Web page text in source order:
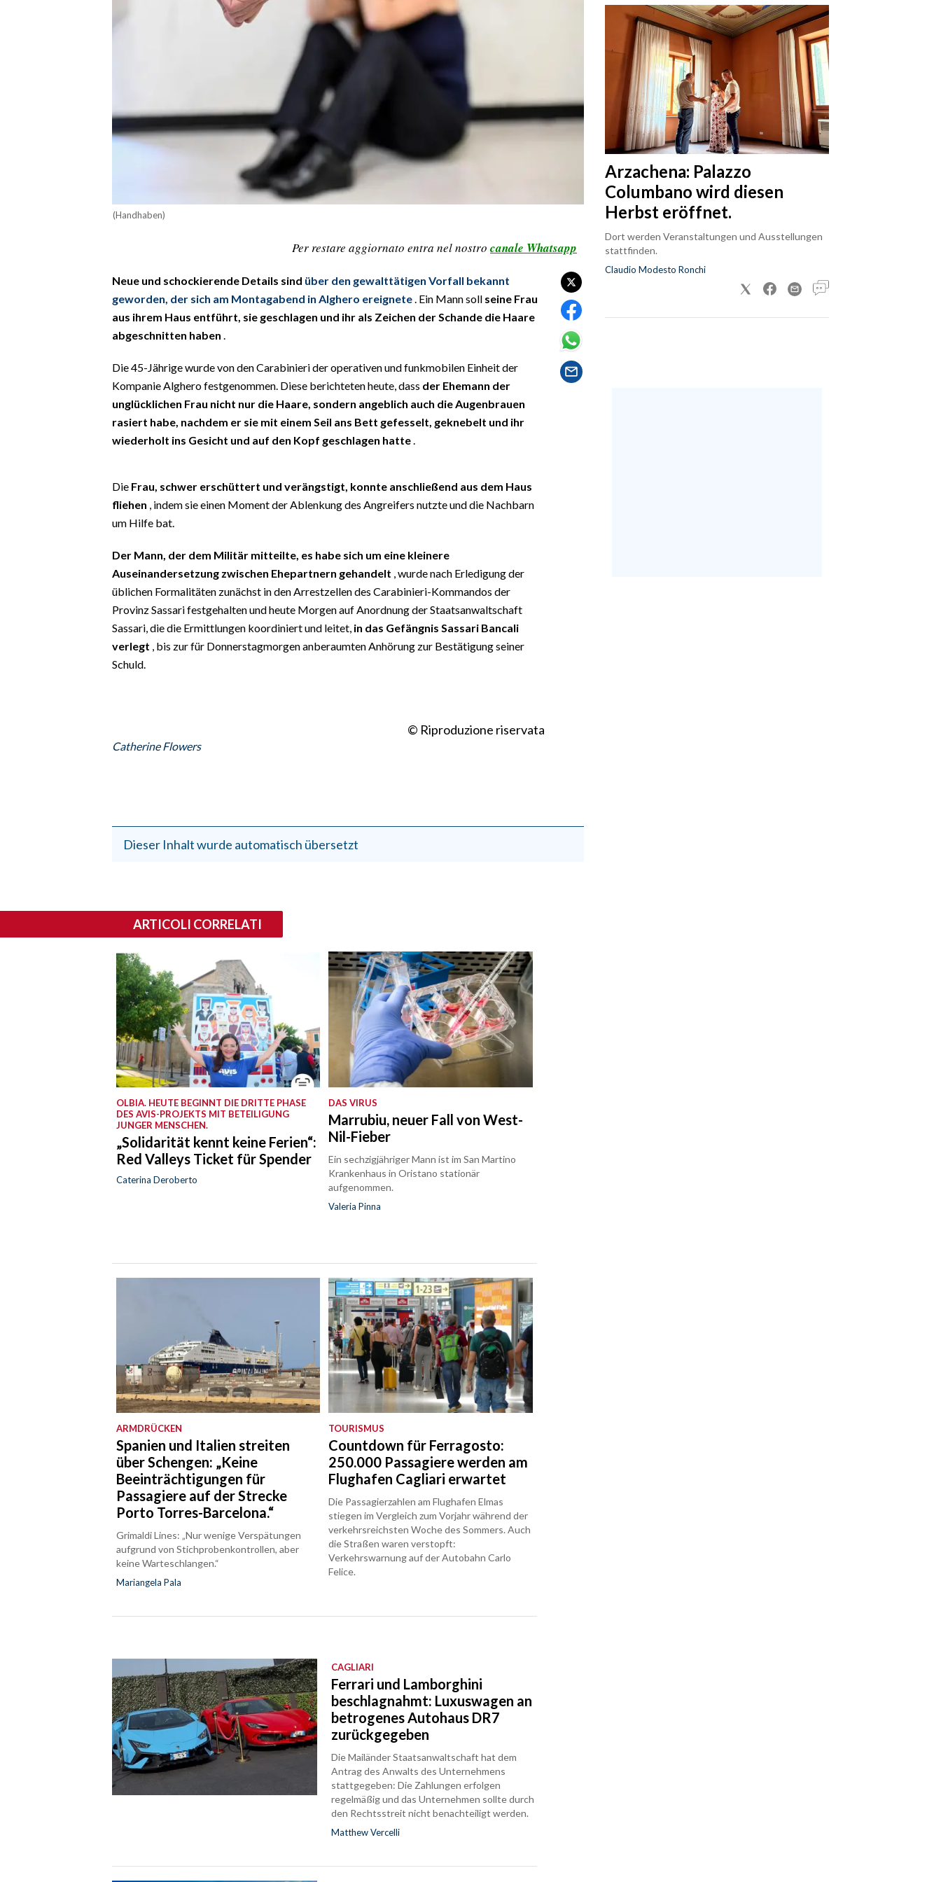
(Handhaben)
Per restare aggiornato entra nel nostro canale Whatsapp
Neue und schockierende Details sind über den gewalttätigen Vorfall bekannt
geworden, der sich am Montagabend in Alghero ereignete. Ein Mann soll seine Frau
aus ihrem Haus entführt, sie geschlagen und ihr als Zeichen der Schande die Haare
abgeschnitten haben .
Die 45-Jährige wurde von den Carabinieri der operativen und funkmobilen Einheit der
Kompanie Alghero festgenommen. Diese berichteten heute, dass der Ehemann der
unglücklichen Frau nicht nur die Haare, sondern angeblich auch die Augenbrauen
rasiert habe, nachdem er sie mit einem Seil ans Bett gefesselt, geknebelt und ihr
wiederholt ins Gesicht und auf den Kopf geschlagen hatte.
Die Frau, schwer erschüttert und verängstigt, konnte anschließend aus dem Haus
fliehen , indem sie einen Moment der Ablenkung des Angreifers nutzte und die Nachbarn
um Hilfe bat.
Der Mann, der dem Militär mitteilte, es habe sich um eine kleinere
Auseinandersetzung zwischen Ehepartnern gehandelt , wurde nach Erledigung der
üblichen Formalitäten zunächst in den Arrestzellen des Carabinieri-Kommandos der
Provinz Sassari festgehalten und heute Morgen auf Anordnung der Staatsanwaltschaft
Sassari, die die Ermittlungen koordiniert und leitet, in das Gefängnis Sassari Bancali
verlegt , bis zur für Donnerstagmorgen anberaumten Anhörung zur Bestätigung seiner
Schuld.
© Riproduzione riservata
Catherine Flowers
Dieser Inhalt wurde automatisch übersetzt
Arzachena: Palazzo
Columbano wird diesen
Herbst eröffnet.
Dort werden Veranstaltungen und Ausstellungen
stattfinden.
Claudio Modesto Ronchi
ARTICOLI CORRELATI
OLBIA. HEUTE BEGINNT DIE DRITTE PHASE
DES AVIS-PROJEKTS MIT BETEILIGUNG
JUNGER MENSCHEN.
„Solidarität kennt keine Ferien“:
Red Valleys Ticket für Spender
Caterina Deroberto
DAS VIRUS
Marrubiu, neuer Fall von West-
Nil-Fieber
Ein sechzigjähriger Mann ist im San Martino
Krankenhaus in Oristano stationär
aufgenommen.
Valeria Pinna
ARMDRÜCKEN
Spanien und Italien streiten
über Schengen: „Keine
Beeinträchtigungen für
Passagiere auf der Strecke
Porto Torres-Barcelona.“
Grimaldi Lines: „Nur wenige Verspätungen
aufgrund von Stichprobenkontrollen, aber
keine Warteschlangen.“
Mariangela Pala
TOURISMUS
Countdown für Ferragosto:
250.000 Passagiere werden am
Flughafen Cagliari erwartet
Die Passagierzahlen am Flughafen Elmas
stiegen im Vergleich zum Vorjahr während der
verkehrsreichsten Woche des Sommers. Auch
die Straßen waren verstopft:
Verkehrswarnung auf der Autobahn Carlo
Felice.
CAGLIARI
Ferrari und Lamborghini
beschlagnahmt: Luxuswagen an
betrogenes Autohaus DR7
zurückgegeben
Die Mailänder Staatsanwaltschaft hat dem
Antrag des Anwalts des Unternehmens
stattgegeben: Die Zahlungen erfolgen
regelmäßig und das Unternehmen sollte durch
den Rechtsstreit nicht benachteiligt werden.
Matthew Vercelli